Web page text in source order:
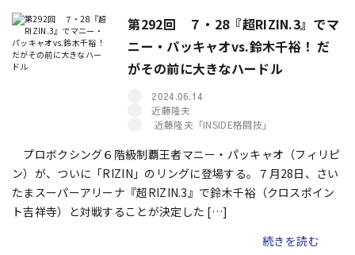
第292回 ７・28『超RIZIN.3』でマ
ニー・パッキャオvs.鈴木千裕！ だ
がその前に大きなハードル
2024.06.14
近藤隆夫
近藤隆夫「INSIDE格闘技」
プロボクシング６階級制覇王者マニー・パッキャオ（フィリピ
ン）が、ついに「RIZIN」のリングに登場する。７月28日、さい
たまスーパーアリーナ『超RIZIN.3』で鈴木千裕（クロスポイン
ト吉祥寺）と対戦することが決定した […]
続きを読む